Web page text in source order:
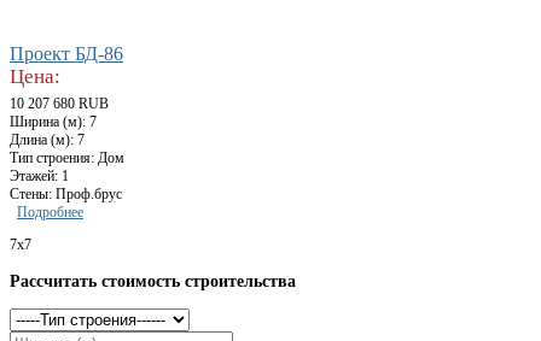
Проект БД-86
Цена:
10 207 680 RUB
Ширина (м): 7
Длина (м): 7
Тип строения: Дом
Этажей: 1
Стены: Проф.брус
Подробнее
7x7
Рассчитать стоимость строительства